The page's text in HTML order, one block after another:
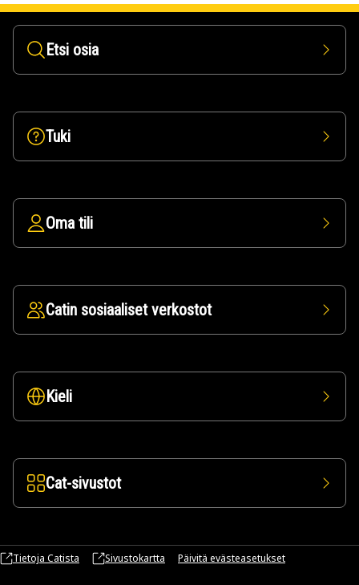
Etsi osia
Tuki
Oma tili
Catin sosiaaliset verkostot
Kieli
Cat-sivustot
Tietoja Catista Sivustokartta Päivitä evästeasetukset